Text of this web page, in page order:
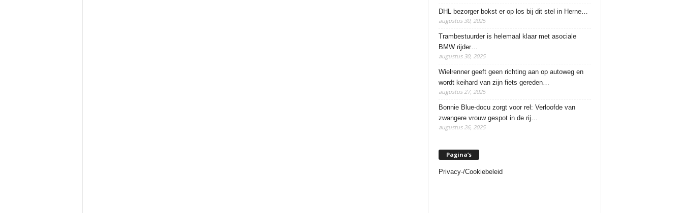
DHL bezorger bokst er op los bij dit stel in Herne…
augustus 30, 2025
Trambestuurder is helemaal klaar met asociale
BMW rijder…
augustus 30, 2025
Wielrenner geeft geen richting aan op autoweg en
wordt keihard van zijn fiets gereden…
augustus 27, 2025
Bonnie Blue-docu zorgt voor rel: Verloofde van
zwangere vrouw gespot in de rij…
augustus 26, 2025
Pagina’s
Privacy-/Cookiebeleid